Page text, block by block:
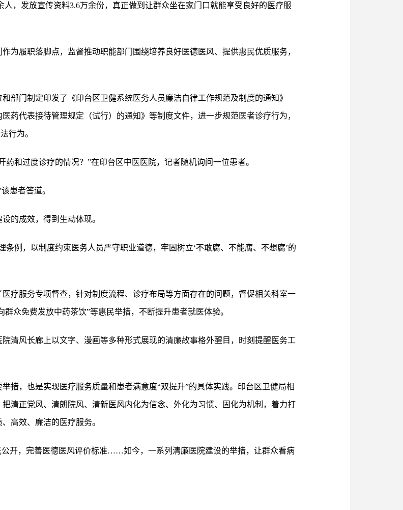
，发放宣传资料3.6万余份，真正做到让群众坐在家门口就能享受良好的医疗服
为履职落脚点，监督推动职能部门围绕培养良好医德医风、提供惠民优质服务，
部门制定印发了《印台区卫健系统医务人员廉洁自律工作规范及制度的通知》
药代表接待管理规定（试行）的通知》等制度文件，进一步规范医者诊疗行为，
行为。
和过度诊疗的情况？”在印台区中医医院，记者随机询问一位患者。
患者答道。
的成效，得到生动体现。
例，以制度约束医务人员严守职业道德，牢固树立‘不敢腐、不能腐、不想腐’的
疗服务专项督查，针对制度流程、诊疗布局等方面存在的问题，督促相关科室一
众免费发放中药茶饮”等惠民举措，不断提升患者就医体验。
清风长廊上以文字、漫画等多种形式展现的清廉故事格外醒目，时刻提醒医务工
措，也是实现医疗服务质量和患者满意度“双提升”的具体实践。印台区卫健局相
清正党风、清朗院风、清新医风内化为信念、外化为习惯、固化为机制，着力打
高效、廉洁的医疗服务。
开，完善医德医风评价标准……如今，一系列清廉医院建设的举措，让群众看病